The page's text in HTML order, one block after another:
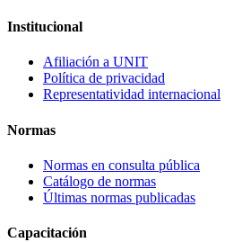
Institucional
Afiliación a UNIT
Política de privacidad
Representatividad internacional
Normas
Normas en consulta pública
Catálogo de normas
Últimas normas publicadas
Capacitación